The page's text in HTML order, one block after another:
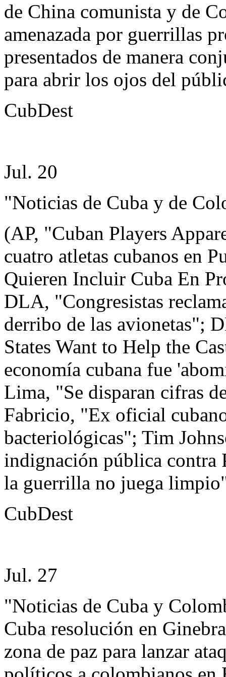
de China comunista y de
amenazada por guerrillas
presentados de manera
para abrir los ojos del
CubDest
Jul. 20
"Noticias de Cuba y de
(AP, "Cuban Players
cuatro atletas cubanos en
Quieren Incluir Cuba En
DLA, "Congresistas
derribo de las avionetas";
States Want to Help the
economía cubana fue
Lima, "Se disparan cifras
Fabricio, "Ex oficial
bacteriológicas"; Tim
indignación pública
la guerrilla no juega
CubDest
Jul. 27
"Noticias de Cuba y
Cuba resolución en
zona de paz para lanzar